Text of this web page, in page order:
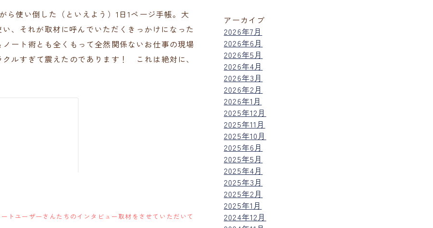
ら使い倒した（といえよう）1日1ページ手帳。大
、それが取材に呼んでいただくきっかけになった
ート術とも全くもって全然関係ないお仕事の現場
ルすぎて震えたのであります！ これは絶対に、
トユーザーさんたちのインタビュー取材をさせていただいて
アーカイブ
2026年7月
2026年6月
2026年5月
2026年4月
2026年3月
2026年2月
2026年1月
2025年12月
2025年11月
2025年10月
2025年6月
2025年5月
2025年4月
2025年3月
2025年2月
2025年1月
2024年12月